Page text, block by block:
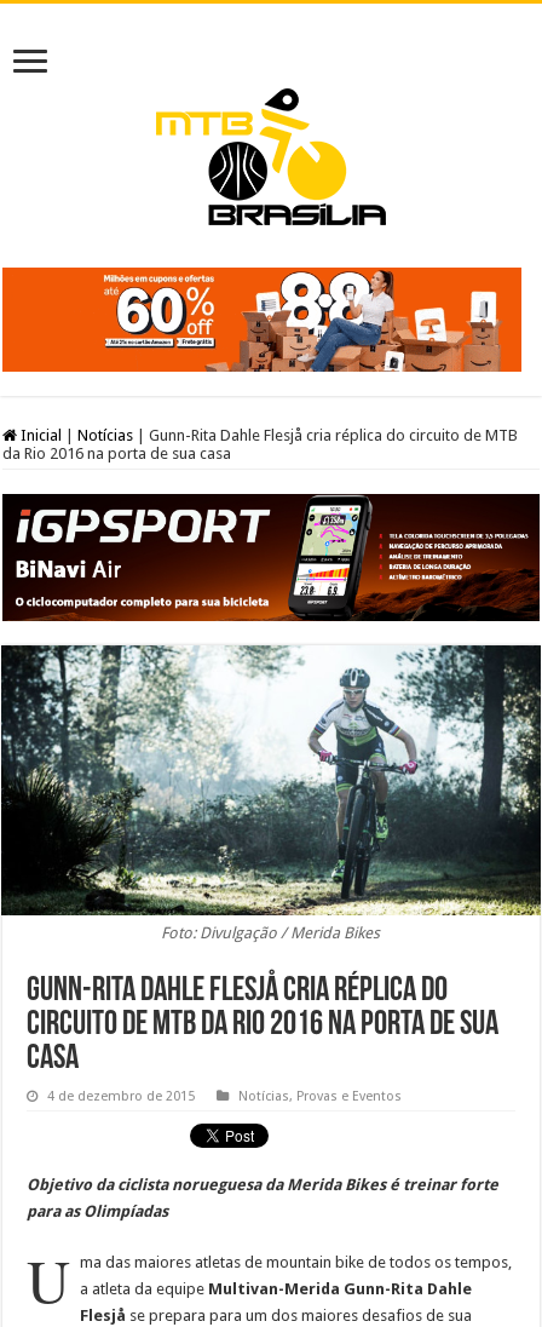
Inicial Notícias
Gunn-Rita Dahle Flesjå cria réplica do circuito de MTB
da Rio 2016 na porta de sua casa
Foto: Divulgação / Merida Bikes
Gunn-Rita Dahle Flesjå cria réplica do
circuito de MTB da Rio 2016 na porta de sua
casa
4 de dezembro de 2015 Notícias, Provas e Eventos
Objetivo da ciclista norueguesa da Merida Bikes é treinar forte
para as Olimpíadas
U ma das maiores atletas de mountain bike de todos os tempos,
a atleta da equipe Multivan-Merida Gunn-Rita Dahle
Flesjå se prepara para um dos maiores desafios de sua